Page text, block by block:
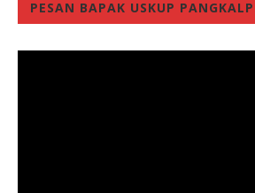
PESAN BAPAK USKUP